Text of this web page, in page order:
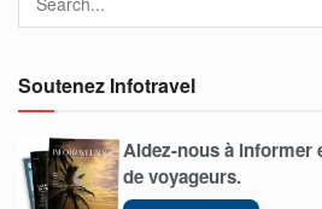
Soutenez Infotravel
Aidez-nous à informer
de voyageurs.